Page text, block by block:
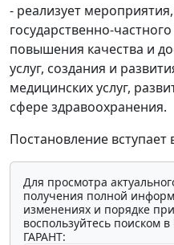
- реализует
государственно-
повышения качества и
услуг, создания и
медицинских услуг,
сфере здравоохранения.
Постановление вступает
Для просмотра
получения полной
изменениях и порядке
воспользуйтесь поиском
ГАРАНТ: